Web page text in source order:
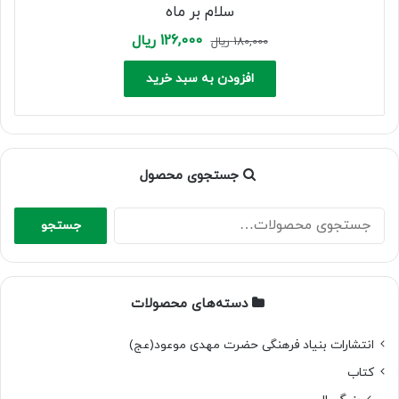
سلام بر ماه
180,000 ریال Original
price
was:
180,000 ریال.
126,000 ریالCurrent
price
126,000 ریال.
افزودن به سبد خرید
جستجوی محصول
جستجو
برای:
جستجو
دسته‌های محصولات
انتشارات بنیاد فرهنگی حضرت مهدی موعود(عج)
کتاب